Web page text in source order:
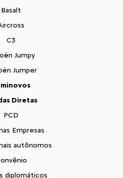
Basalt
C3
Jumpy
Jumper
Diretas
PCD
Empresas
autônomos
diplomáticos